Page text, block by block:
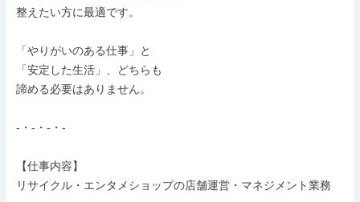
整えたい方に最適です。
「やりがいのある仕事」と
「安定した生活」、どちらも
諦める必要はありません。
-・-・-・-
【仕事内容】
リサイクル・エンタメショップの店舗運営・マネジメント業務